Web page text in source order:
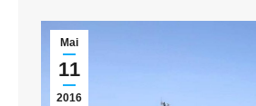
Mai
11
2016